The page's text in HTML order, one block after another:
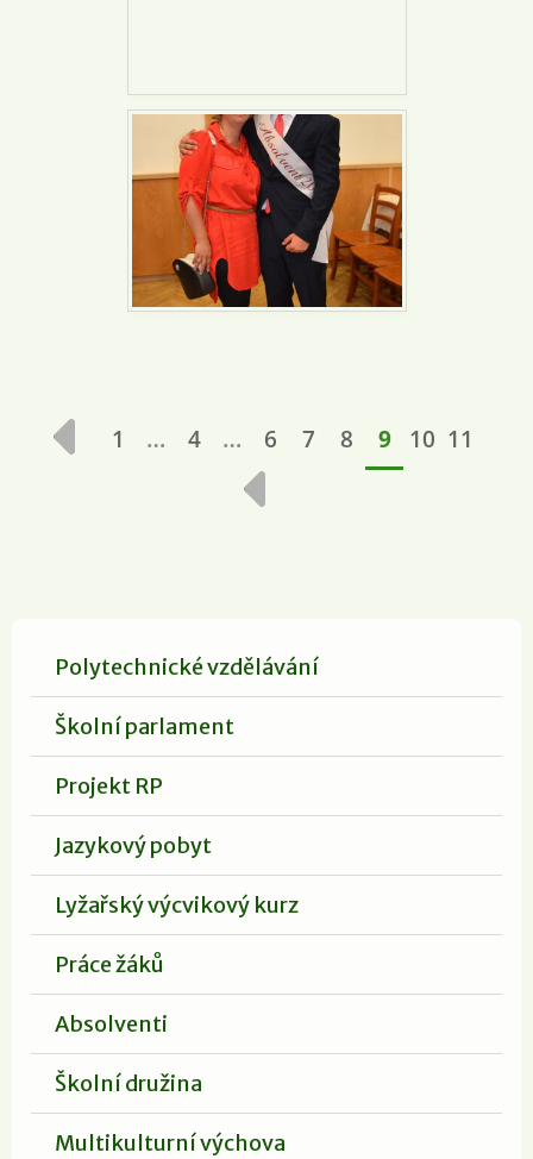
1 … 4 … 6 7 8 9 10 11
Polytechnické vzdělávání
Školní parlament
Projekt RP
Jazykový pobyt
Lyžařský výcvikový kurz
Práce žáků
Absolventi
Školní družina
Multikulturní výchova